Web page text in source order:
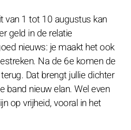
van 1 tot 10 augustus kan
geld in de relatie
nieuws: je maakt het ook
Na de 6e komen de
Dat brengt jullie dichter
band nieuw elan. Wel even
op vrijheid, vooral in het